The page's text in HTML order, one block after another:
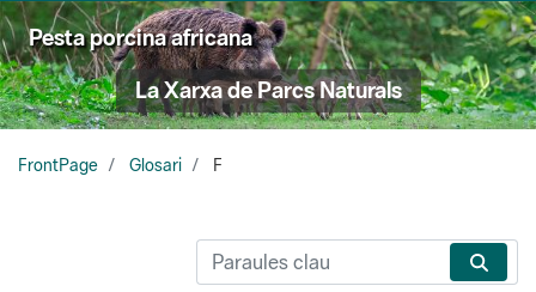
Pesta porcina africana
La Xarxa de Parcs Naturals
FrontPage Glosari F